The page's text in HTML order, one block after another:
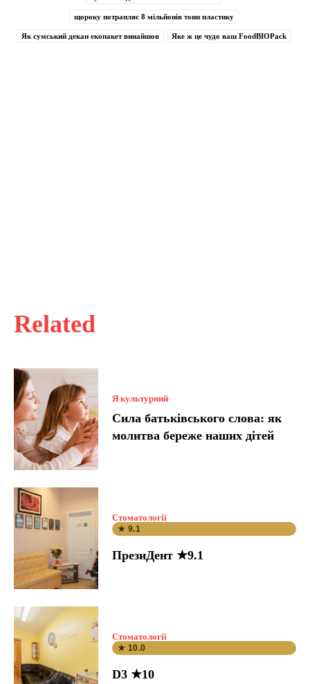
Related
Я культурний
Сила батьківського слова: як
молитва береже наших дітей
Стоматології
★ 9.1
ПрезиДент ★9.1
Стоматології
★ 10.0
D3 ★10
щороку потрапляє 8 мільйонів тонн пластику
Як сумський декан екопакет винайшов Яке ж це чудо ваш FoodBIOPack